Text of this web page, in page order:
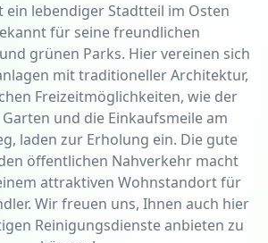
ein lebendiger Stadtteil im Osten
für seine freundlichen
grünen Parks. Hier vereinen sich
mit traditioneller Architektur,
Freizeitmöglichkeiten, wie der
und die Einkaufsmeile am
laden zur Erholung ein. Die gute
öffentlichen Nahverkehr macht
attraktiven Wohnstandort für
Wir freuen uns, Ihnen auch hier
Reinigungsdienste anbieten zu